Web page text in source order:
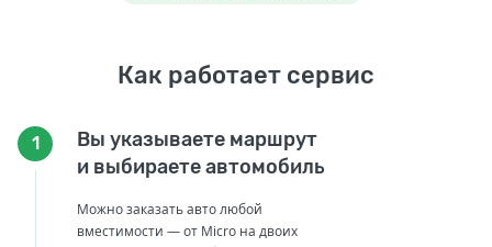
Как работает сервис
1
Вы указываете маршрут
и выбираете автомобиль
Можно заказать авто любой
вместимости — от Micro на двоих